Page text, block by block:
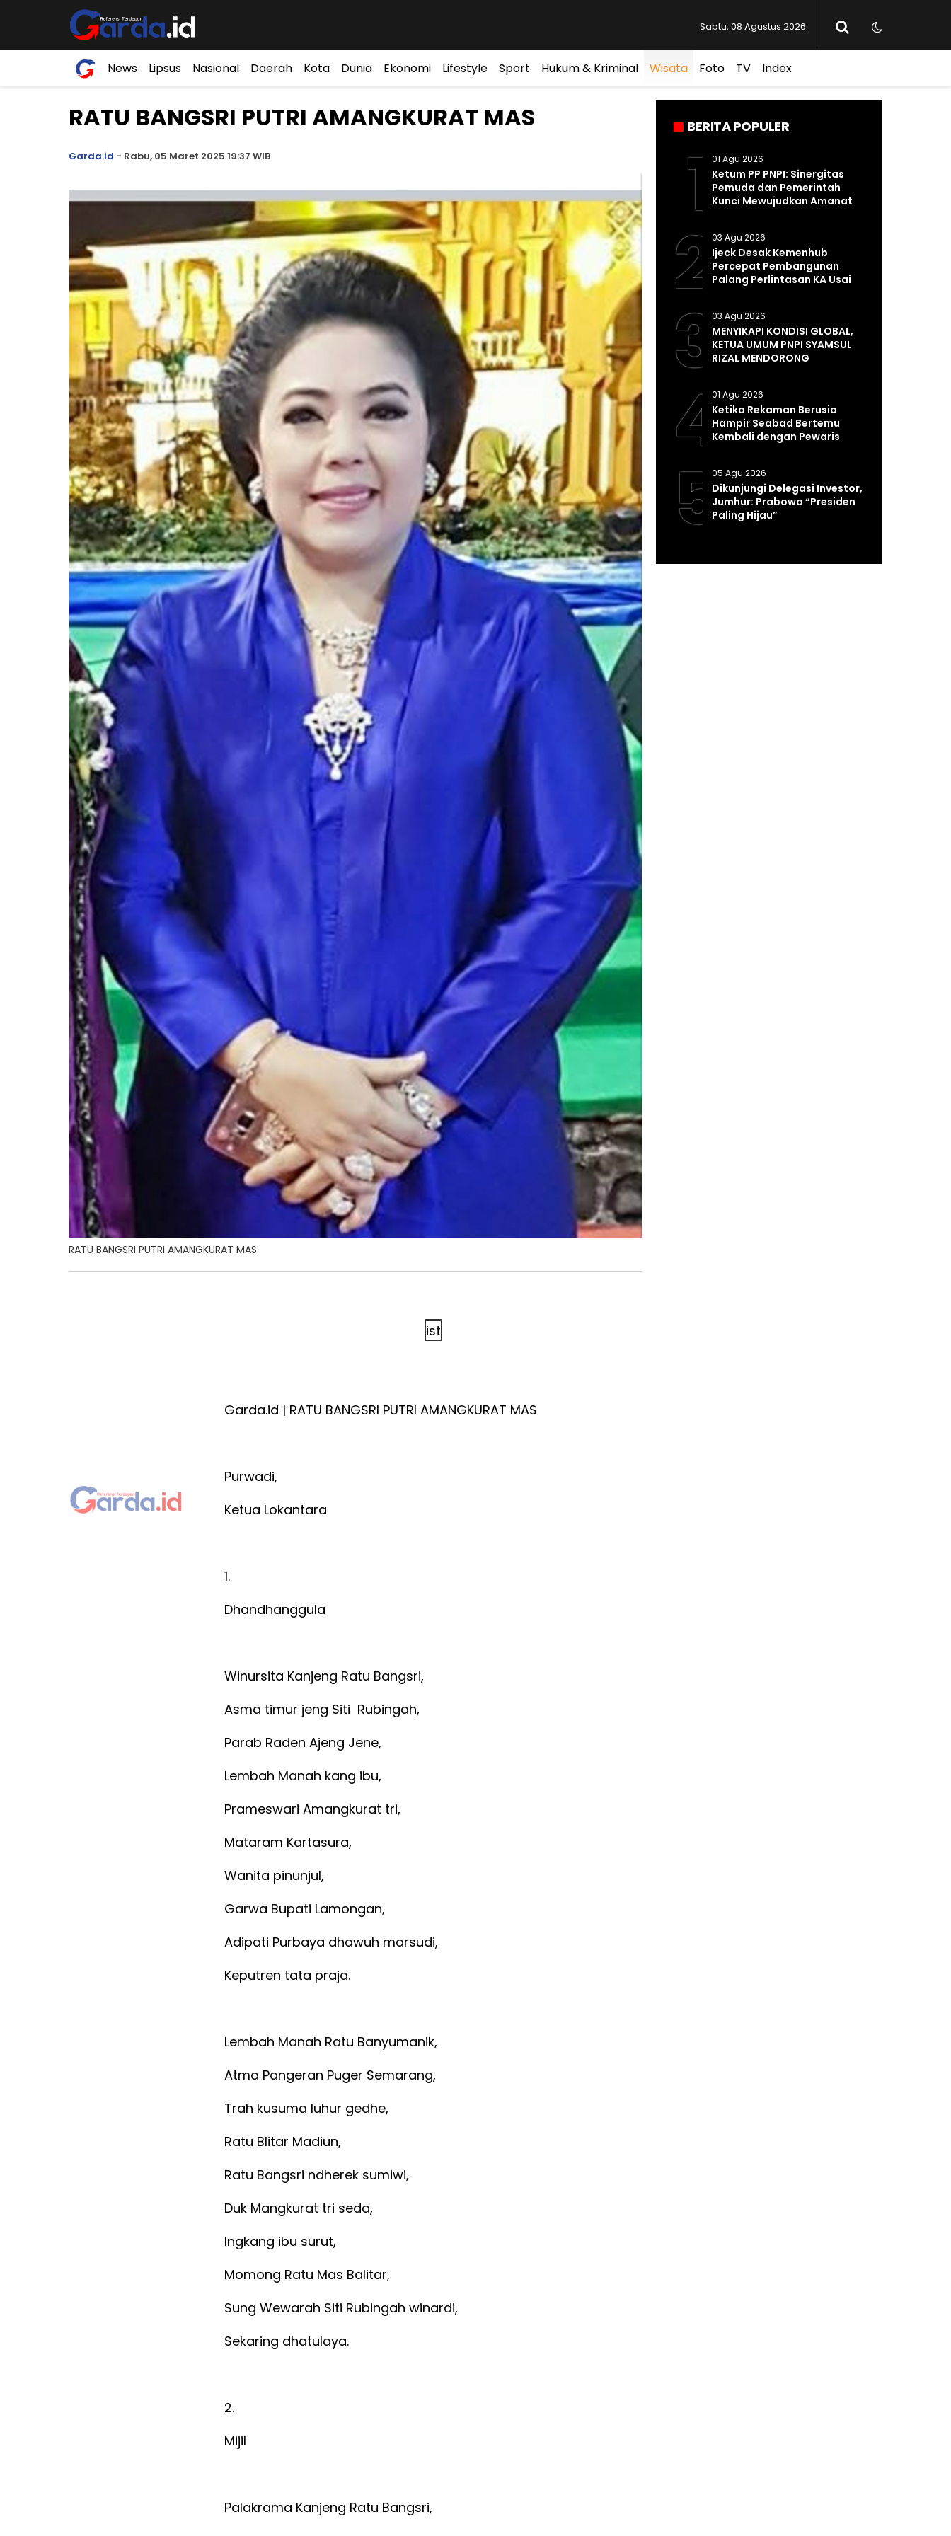
Sabtu, 08 Agustus 2026
News Lipsus Nasional Daerah Kota Dunia Ekonomi Lifestyle Sport Hukum & Kriminal Wisata Foto TV Index
RATU BANGSRI PUTRI AMANGKURAT MAS
Garda.id - Rabu, 05 Maret 2025 19:37 WIB
RATU BANGSRI PUTRI AMANGKURAT MAS
ist
Garda.id | RATU BANGSRI PUTRI AMANGKURAT MAS
Purwadi,
Ketua Lokantara
1.
Dhandhanggula
Winursita Kanjeng Ratu Bangsri,
Asma timur jeng Siti Rubingah,
Parab Raden Ajeng Jene,
Lembah Manah kang ibu,
Prameswari Amangkurat tri,
Mataram Kartasura,
Wanita pinunjul,
Garwa Bupati Lamongan,
Adipati Purbaya dhawuh marsudi,
Keputren tata praja.
Lembah Manah Ratu Banyumanik,
Atma Pangeran Puger Semarang,
Trah kusuma luhur gedhe,
Ratu Blitar Madiun,
Ratu Bangsri ndherek sumiwi,
Duk Mangkurat tri seda,
Ingkang ibu surut,
Momong Ratu Mas Balitar,
Sung Wewarah Siti Rubingah winardi,
Sekaring dhatulaya.
2.
Mijil
Palakrama Kanjeng Ratu Bangsri,
BERITA POPULER
101 Agu 2026
Ketum PP PNPI: Sinergitas
Pemuda dan Pemerintah
Kunci Mewujudkan Amanat
203 Agu 2026
Ijeck Desak Kemenhub
Percepat Pembangunan
Palang Perlintasan KA Usai
303 Agu 2026
MENYIKAPI KONDISI GLOBAL,
KETUA UMUM PNPI SYAMSUL
RIZAL MENDORONG
INTELIJEN NEGARA
401 Agu 2026
Ketika Rekaman Berusia
Hampir Seabad Bertemu
Kembali dengan Pewaris
505 Agu 2026
Dikunjungi Delegasi Investor,
Jumhur: Prabowo “Presiden
Paling Hijau”